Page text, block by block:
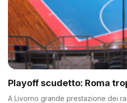
Playoff scudetto: Roma
A Livorno grande prestazione dei